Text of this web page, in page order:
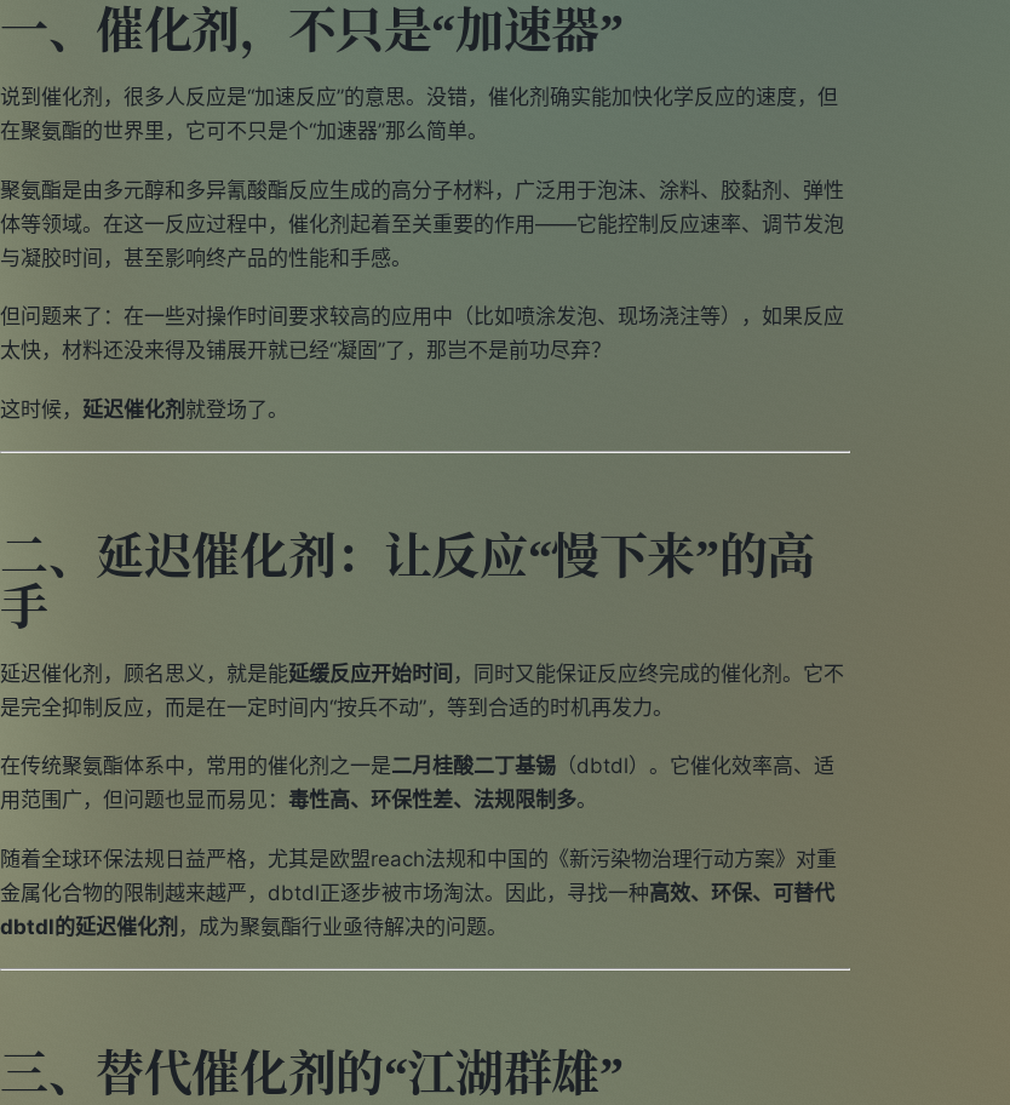
一、催化剂，不只是“加速器”
说到催化剂，很多人反应是“加速反应”的意思。没错，催化剂确实能加快化学反应的速度，但
在聚氨酯的世界里，它可不只是个“加速器”那么简单。
聚氨酯是由多元醇和多异氰酸酯反应生成的高分子材料，广泛用于泡沫、涂料、胶黏剂、弹性
体等领域。在这一反应过程中，催化剂起着至关重要的作用——它能控制反应速率、调节发泡
与凝胶时间，甚至影响终产品的性能和手感。
但问题来了：在一些对操作时间要求较高的应用中（比如喷涂发泡、现场浇注等），如果反应
太快，材料还没来得及铺展开就已经“凝固”了，那岂不是前功尽弃？
这时候， 延迟催化剂 就登场了。
二、延迟催化剂：让反应“慢下来”的高
手
延迟催化剂，顾名思义，就是能延缓反应开始时间 ，同时又能保证反应终完成的催化剂。它不
是完全抑制反应，而是在一定时间内“按兵不动”，等到合适的时机再发力。
在传统聚氨酯体系中，常用的催化剂之一是二月桂酸二丁基锡 （dbtdl）。它催化效率高、适
用范围广，但问题也显而易见： 毒性高、环保性差、法规限制多。
随着全球环保法规日益严格，尤其是欧盟reach法规和中国的《新污染物治理行动方案》对重
金属化合物的限制越来越严，dbtdl正逐步被市场淘汰。因此，寻找一种高效、环保、可替代
dbtdl的延迟催化剂 ，成为聚氨酯行业亟待解决的问题。
三、替代催化剂的“江湖群雄”